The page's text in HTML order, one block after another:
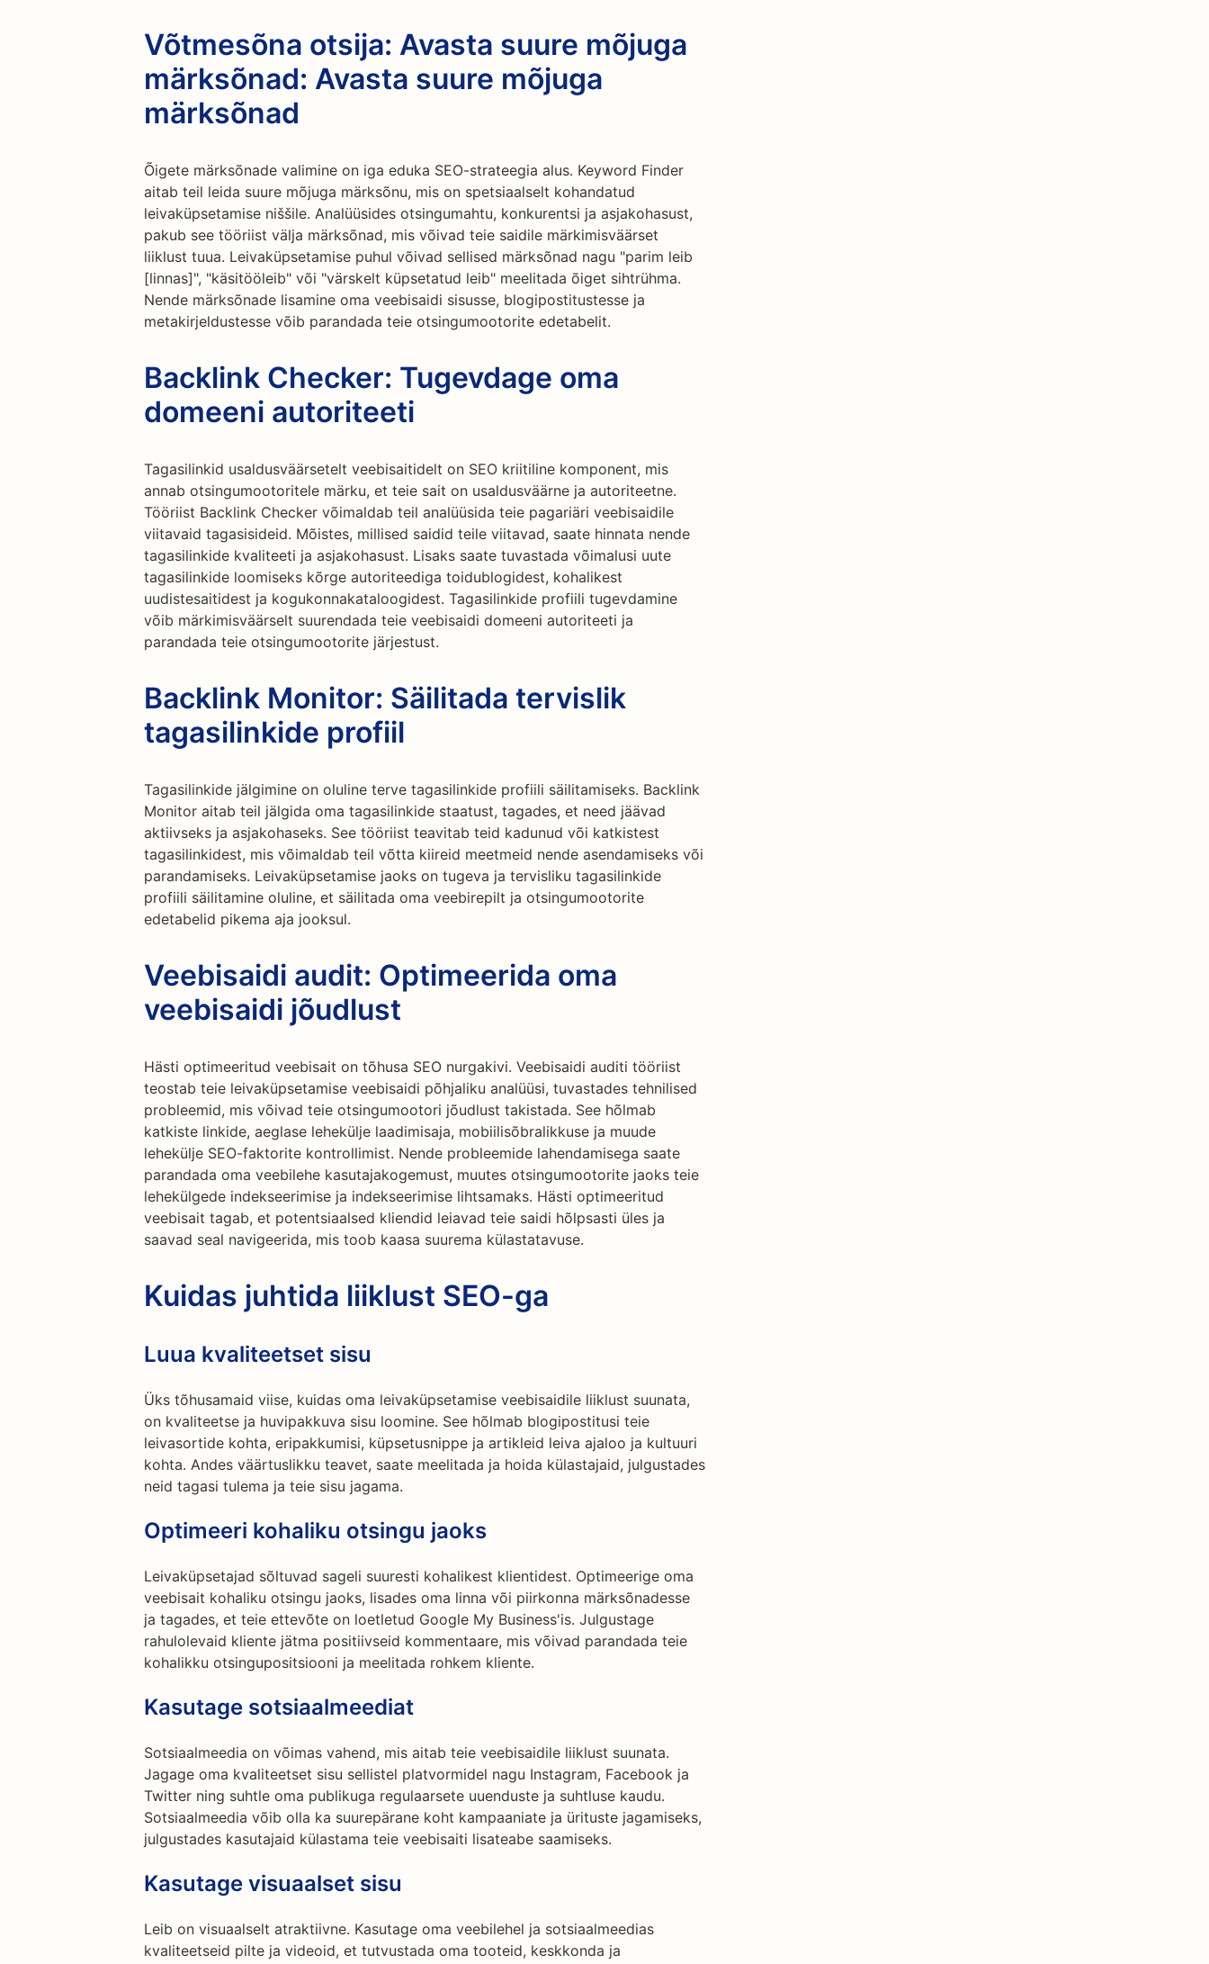
Võtmesõna otsija: Avasta suure mõjuga
märksõnad: Avasta suure mõjuga
märksõnad
Õigete märksõnade valimine on iga eduka SEO-strateegia alus. Keyword Finder
aitab teil leida suure mõjuga märksõnu, mis on spetsiaalselt kohandatud
leivaküpsetamise niššile. Analüüsides otsingumahtu, konkurentsi ja asjakohasust,
pakub see tööriist välja märksõnad, mis võivad teie saidile märkimisväärset
liiklust tuua. Leivaküpsetamise puhul võivad sellised märksõnad nagu "parim leib
[linnas]", "käsitööleib" või "värskelt küpsetatud leib" meelitada õiget sihtrühma.
Nende märksõnade lisamine oma veebisaidi sisusse, blogipostitustesse ja
metakirjeldustesse võib parandada teie otsingumootorite edetabelit.
Backlink Checker: Tugevdage oma
domeeni autoriteeti
Tagasilinkid usaldusväärsetelt veebisaitidelt on SEO kriitiline komponent, mis
annab otsingumootoritele märku, et teie sait on usaldusväärne ja autoriteetne.
Tööriist Backlink Checker võimaldab teil analüüsida teie pagariäri veebisaidile
viitavaid tagasisideid. Mõistes, millised saidid teile viitavad, saate hinnata nende
tagasilinkide kvaliteeti ja asjakohasust. Lisaks saate tuvastada võimalusi uute
tagasilinkide loomiseks kõrge autoriteediga toidublogidest, kohalikest
uudistesaitidest ja kogukonnakataloogidest. Tagasilinkide profiili tugevdamine
võib märkimisväärselt suurendada teie veebisaidi domeeni autoriteeti ja
parandada teie otsingumootorite järjestust.
Backlink Monitor: Säilitada tervislik
tagasilinkide profiil
Tagasilinkide jälgimine on oluline terve tagasilinkide profiili säilitamiseks. Backlink
Monitor aitab teil jälgida oma tagasilinkide staatust, tagades, et need jäävad
aktiivseks ja asjakohaseks. See tööriist teavitab teid kadunud või katkistest
tagasilinkidest, mis võimaldab teil võtta kiireid meetmeid nende asendamiseks või
parandamiseks. Leivaküpsetamise jaoks on tugeva ja tervisliku tagasilinkide
profiili säilitamine oluline, et säilitada oma veebirepilt ja otsingumootorite
edetabelid pikema aja jooksul.
Veebisaidi audit: Optimeerida oma
veebisaidi jõudlust
Hästi optimeeritud veebisait on tõhusa SEO nurgakivi. Veebisaidi auditi tööriist
teostab teie leivaküpsetamise veebisaidi põhjaliku analüüsi, tuvastades tehnilised
probleemid, mis võivad teie otsingumootori jõudlust takistada. See hõlmab
katkiste linkide, aeglase lehekülje laadimisaja, mobiilisõbralikkuse ja muude
lehekülje SEO-faktorite kontrollimist. Nende probleemide lahendamisega saate
parandada oma veebilehe kasutajakogemust, muutes otsingumootorite jaoks teie
lehekülgede indekseerimise ja indekseerimise lihtsamaks. Hästi optimeeritud
veebisait tagab, et potentsiaalsed kliendid leiavad teie saidi hõlpsasti üles ja
saavad seal navigeerida, mis toob kaasa suurema külastatavuse.
Kuidas juhtida liiklust SEO-ga
Luua kvaliteetset sisu
Üks tõhusamaid viise, kuidas oma leivaküpsetamise veebisaidile liiklust suunata,
on kvaliteetse ja huvipakkuva sisu loomine. See hõlmab blogipostitusi teie
leivasortide kohta, eripakkumisi, küpsetusnippe ja artikleid leiva ajaloo ja kultuuri
kohta. Andes väärtuslikku teavet, saate meelitada ja hoida külastajaid, julgustades
neid tagasi tulema ja teie sisu jagama.
Optimeeri kohaliku otsingu jaoks
Leivaküpsetajad sõltuvad sageli suuresti kohalikest klientidest. Optimeerige oma
veebisait kohaliku otsingu jaoks, lisades oma linna või piirkonna märksõnadesse
ja tagades, et teie ettevõte on loetletud Google My Business'is. Julgustage
rahulolevaid kliente jätma positiivseid kommentaare, mis võivad parandada teie
kohalikku otsingupositsiooni ja meelitada rohkem kliente.
Kasutage sotsiaalmeediat
Sotsiaalmeedia on võimas vahend, mis aitab teie veebisaidile liiklust suunata.
Jagage oma kvaliteetset sisu sellistel platvormidel nagu Instagram, Facebook ja
Twitter ning suhtle oma publikuga regulaarsete uuenduste ja suhtluse kaudu.
Sotsiaalmeedia võib olla ka suurepärane koht kampaaniate ja ürituste jagamiseks,
julgustades kasutajaid külastama teie veebisaiti lisateabe saamiseks.
Kasutage visuaalset sisu
Leib on visuaalselt atraktiivne. Kasutage oma veebilehel ja sotsiaalmeedias
kvaliteetseid pilte ja videoid, et tutvustada oma tooteid, keskkonda ja